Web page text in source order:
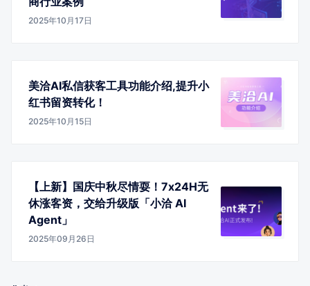
2025年10月17日
美洽AI私信获客工具功能介绍,提升小
红书留资转化！
2025年10月15日
【上新】国庆中秋尽情耍！7x24H无
休涨客资，交给升级版「小洽 AI
Agent」
2025年09月26日